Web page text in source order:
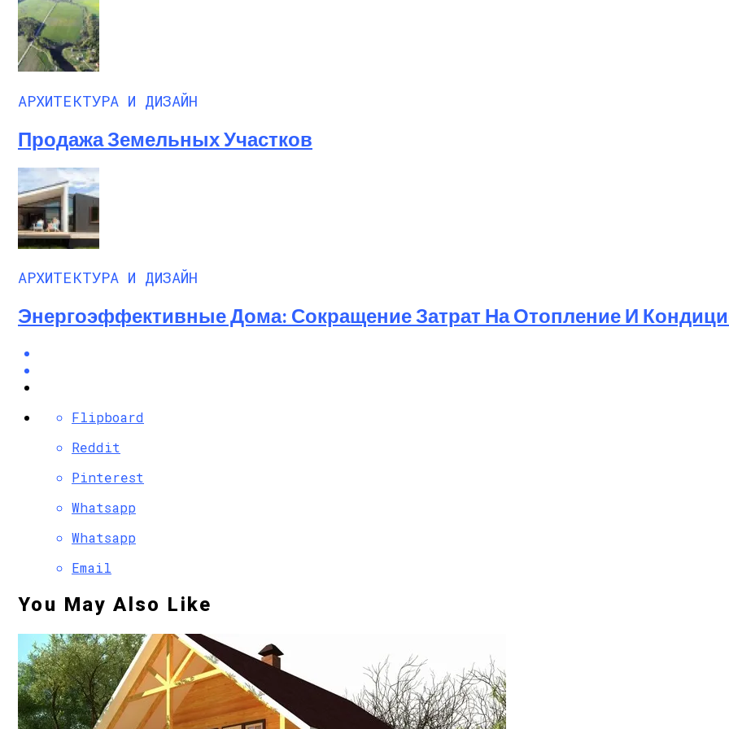
АРХИТЕКТУРА И ДИЗАЙН
Продажа Земельных Участков
АРХИТЕКТУРА И ДИЗАЙН
Энергоэффективные Дома: Сокращение Затрат На Отопление И
Flipboard
Reddit
Pinterest
Whatsapp
Whatsapp
Email
You May Also Like